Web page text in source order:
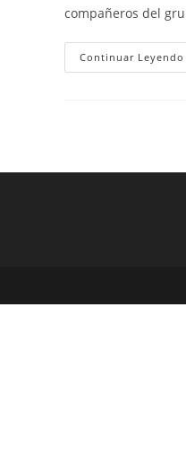
compañeros del
Continuar Leyendo